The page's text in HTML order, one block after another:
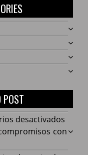
POST
desactivados
con